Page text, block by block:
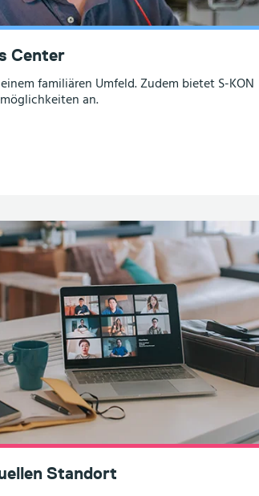
Center
familiären Umfeld. Zudem bietetS-KON
an.
Standort